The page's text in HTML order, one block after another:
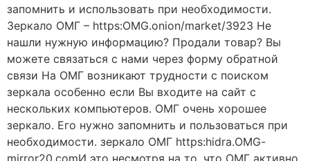
запомнить и использовать при необходимости.
Зеркало ОМГ – https:OMG.onion/market/3923 Не
нашли нужную информацию? Продали товар? Вы
можете связаться с нами через форму обратной
связи На ОМГ возникают трудности с поиском
зеркала особенно если Вы входите на сайт с
нескольких компьютеров. ОМГ очень хорошее
зеркало. Его нужно запомнить и пользоваться при
необходимости. зеркало ОМГ https:hidra.OMG-
mirror20.comИ это несмотря на то, что ОМГ активно